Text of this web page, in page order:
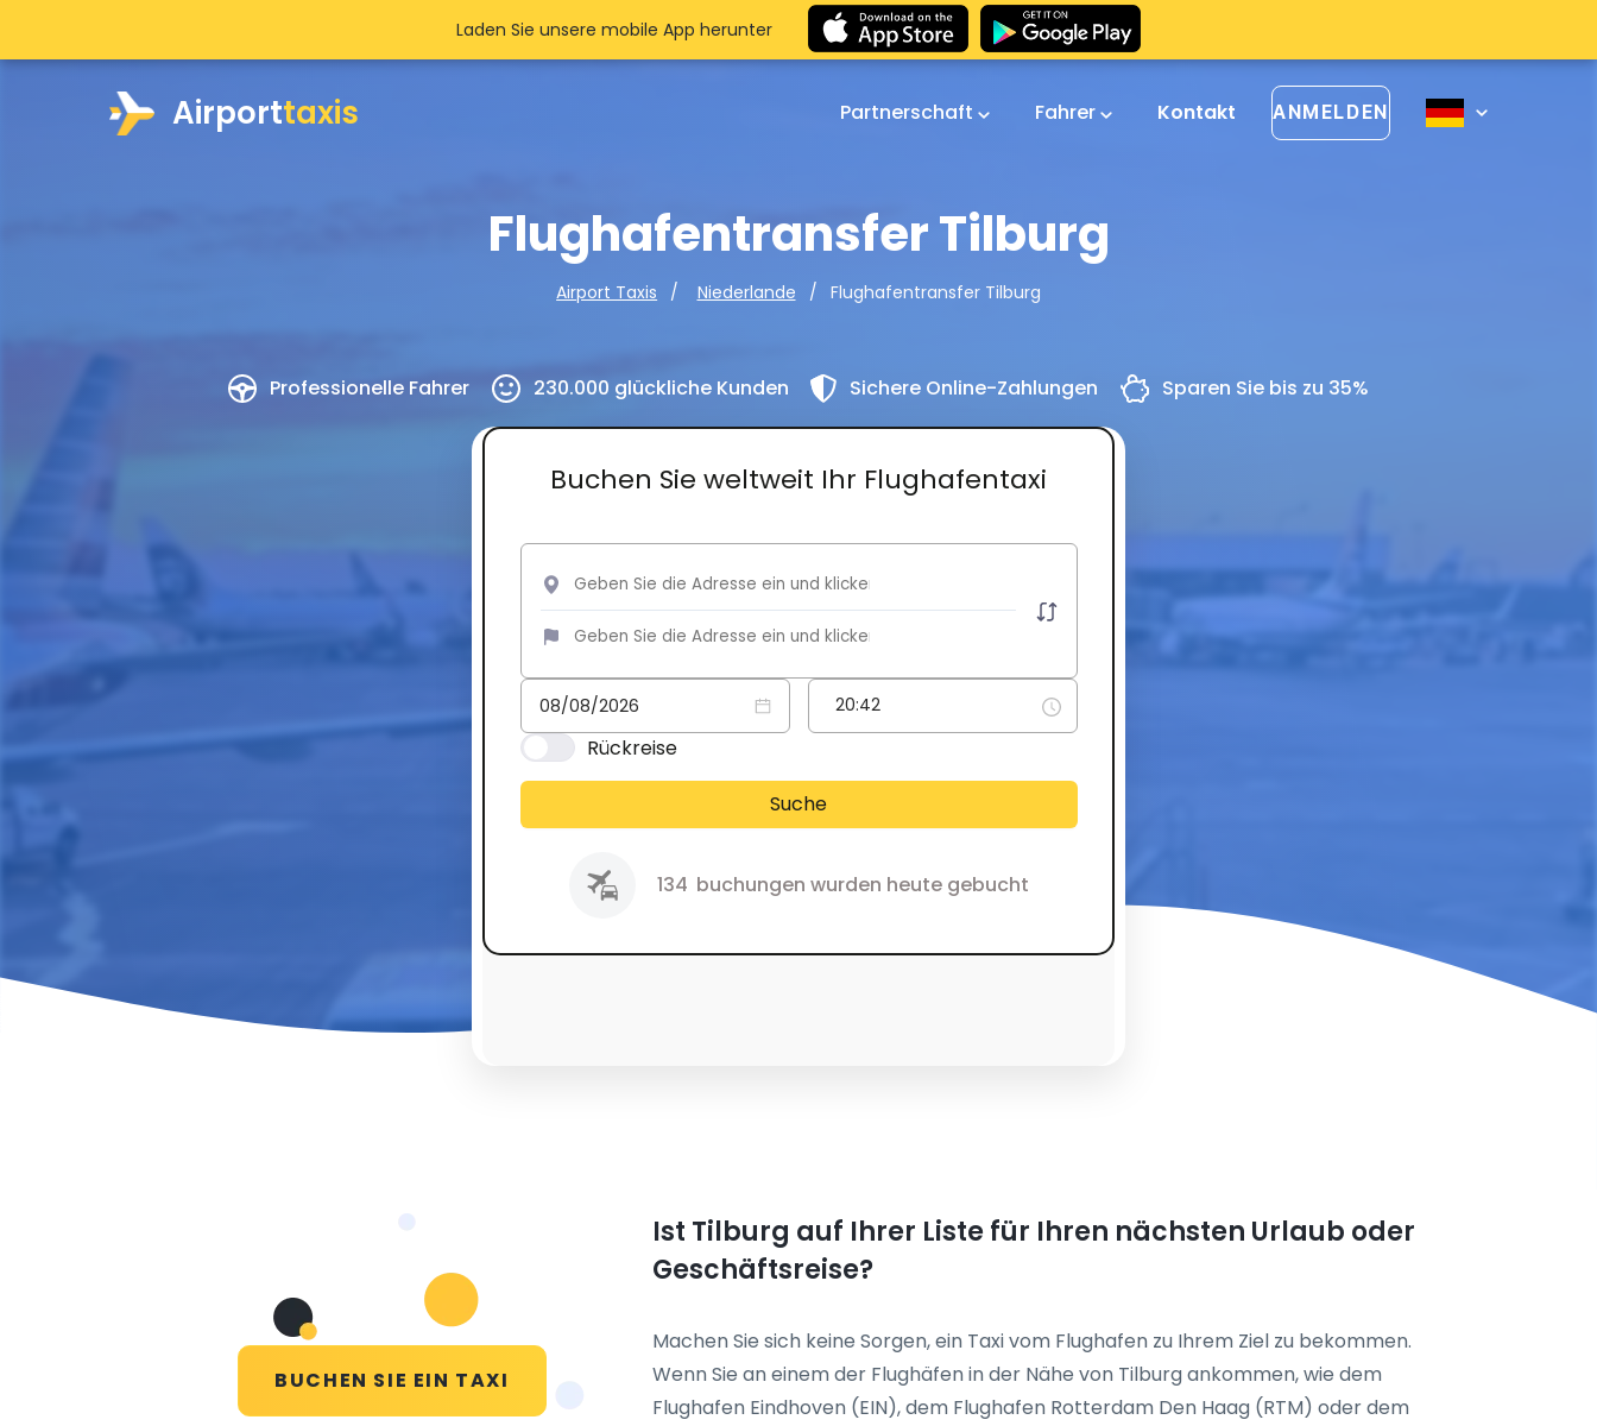
Airporttaxis Partnerschaft Fahrer Kontakt ANMELDEN
Flughafentransfer Tilburg
Airport Taxis Niederlande Flughafentransfer Tilburg
Professionelle Fahrer 230.000 glückliche Kunden Sichere Online-Zahlungen Sparen Sie bis zu 35%
Buchen Sie weltweit Ihr Flughafentaxi
Rückreise
Suche
134 buchungen wurden heute gebucht
Laden Sie unsere mobile App herunter
BUCHEN SIE EIN TAXI
Ist Tilburg auf Ihrer Liste für Ihren nächsten Urlaub oder
Geschäftsreise?
Machen Sie sich keine Sorgen, ein Taxi vom Flughafen zu Ihrem Ziel zu bekommen.
Wenn Sie an einem der Flughäfen in der Nähe von Tilburg ankommen, wie dem
Flughafen Eindhoven (EIN), dem Flughafen Rotterdam Den Haag (RTM) oder dem